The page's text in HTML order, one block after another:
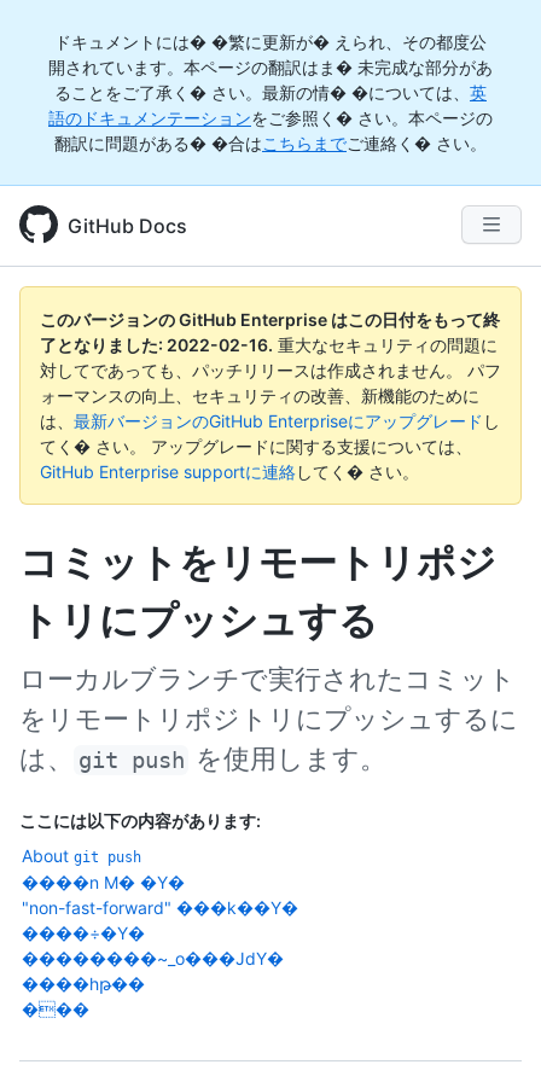
ドキュメントには� �繁に更新が� えられ、その都度公
開されています。本ページの翻訳はま� 未完成な部分があ
ることをご了承く� さい。最新の情� �については、 英
語のドキュメンテーションをご参照く� さい。本ページの
翻訳に問題がある� �合はこちらまでご連絡く� さい。
GitHub Docs
このバージョンの GitHub Enterprise はこの日付をもって終
了となりました: 2022-02-16. 重大なセキュリティの問題に
対してであっても、パッチリリースは作成されません。 パフ
ォーマンスの向上、セキュリティの改善、新機能のために
は、 最新バージョンのGitHub Enterpriseにアップグレード し
てく� さい。 アップグレードに関する支援については、
GitHub Enterprise supportに連絡してく� さい。
コミットをリモートリポジ
トリにプッシュする
ここには以下の内容があります:
About git push
����n M� �Y�
"non-fast-forward" ���k��Y�
����÷�Y�
��������~_o���JdY�
����hթ��
���
ローカルブランチで実行されたコミット
をリモートリポジトリにプッシュするに
は、
git push を使用します。